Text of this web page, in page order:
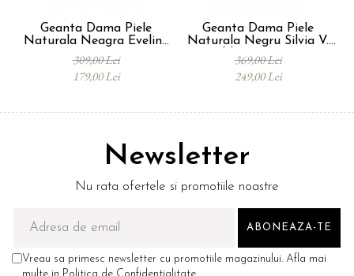
Geanta Dama Piele
Naturala Neagra Evelina
G03874
309,00 Lei
179,00 Lei
Geanta Dama Piele
Naturala Negru Silvia V.
Fabbiano G04424
369,00 Lei
249,00 Lei
Newsletter
Nu rata ofertele si promotiile noastre
Vreau sa primesc newsletter cu promotiile magazinului. Afla mai